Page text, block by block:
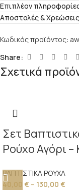
Επιπλέον
Αποστολές & Χρεώσεις
Κωδικός προϊόντος:
Share:
Σχετικά
Σετ
Ρούχο Αγόρι
ΒΑΠΤΙΣΤΙΚΑ ΡΟΥΧΑ
40,00 € – 130,00 €